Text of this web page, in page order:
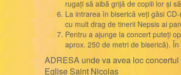
rugați să aibă grijă de copiii lor și
La intrarea în biserică veți găsi
cu mult drag de tinerii Nepsis ai
Pentru a ajunge la concert puteți
aprox. 250 de metri de biserică).
ADRESA unde va avea loc concertul
Eglise Saint Nicolas